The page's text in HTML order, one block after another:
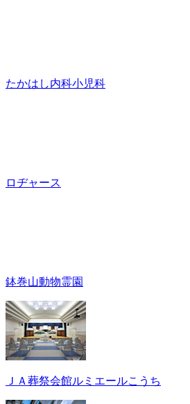
たかはし内科小児科
ロヂャース
鉢巻山動物霊園
ＪＡ葬祭会館ルミエールこうち